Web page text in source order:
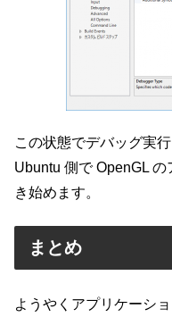
この状態でデバッグ実
Ubuntu 側で OpenGL
き始めます。
まとめ
ようやくアプリケーシ